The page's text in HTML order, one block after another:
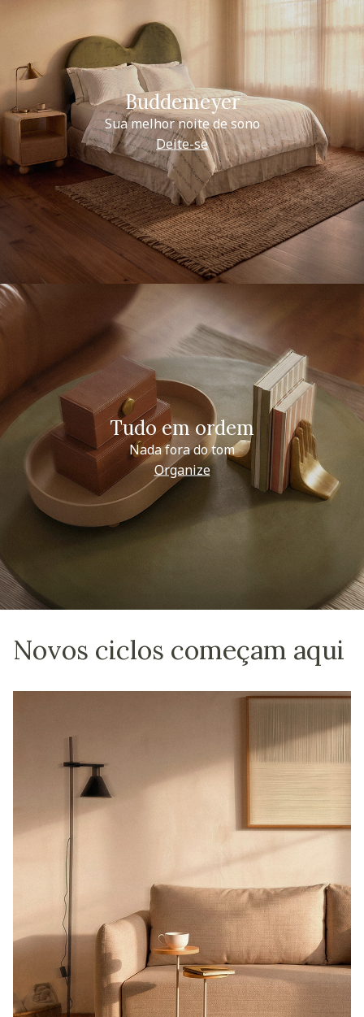
Buddemeyer
Sua melhor noite de sono
Deite-se
Tudo em ordem
Nada fora do tom
Organize
Novos ciclos começam aqui